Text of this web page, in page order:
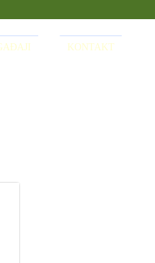
KONTAKT